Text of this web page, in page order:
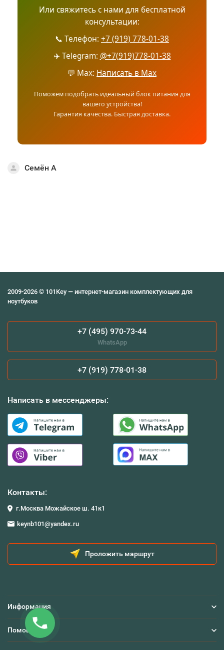
Или свяжитесь с нами для бесплатной
консультации:
📞 Телефон: +7 (919) 778-01-38
✈️ Telegram: @+7(919)778-01-38
💬 Max: Написать в Max
Поможем подобрать идеальный блок питания для
вашего устройства!
Гарантия качества. Быстрая доставка.
Семён A
2009-2026 © 101Key — интернет-магазин комплектующих для
ноутбуков
+7 (495) 970-73-44
WhatsApp
+7 (919) 778-01-38
Написать в мессенджеры:
Контакты:
г.Москва Можайское ш. 41к1
keynb101@yandex.ru
Проложить маршрут
Информация
Помощь